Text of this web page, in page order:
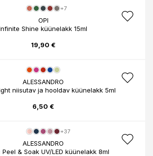
+7
OPI
Shine küünelakk 15ml
19,90 €
ALESSANDRO
niisutav ja hooldav küünelakk 5ml
6,50 €
+37
ALESSANDRO
& Soak UV/LED küünelakk 8ml